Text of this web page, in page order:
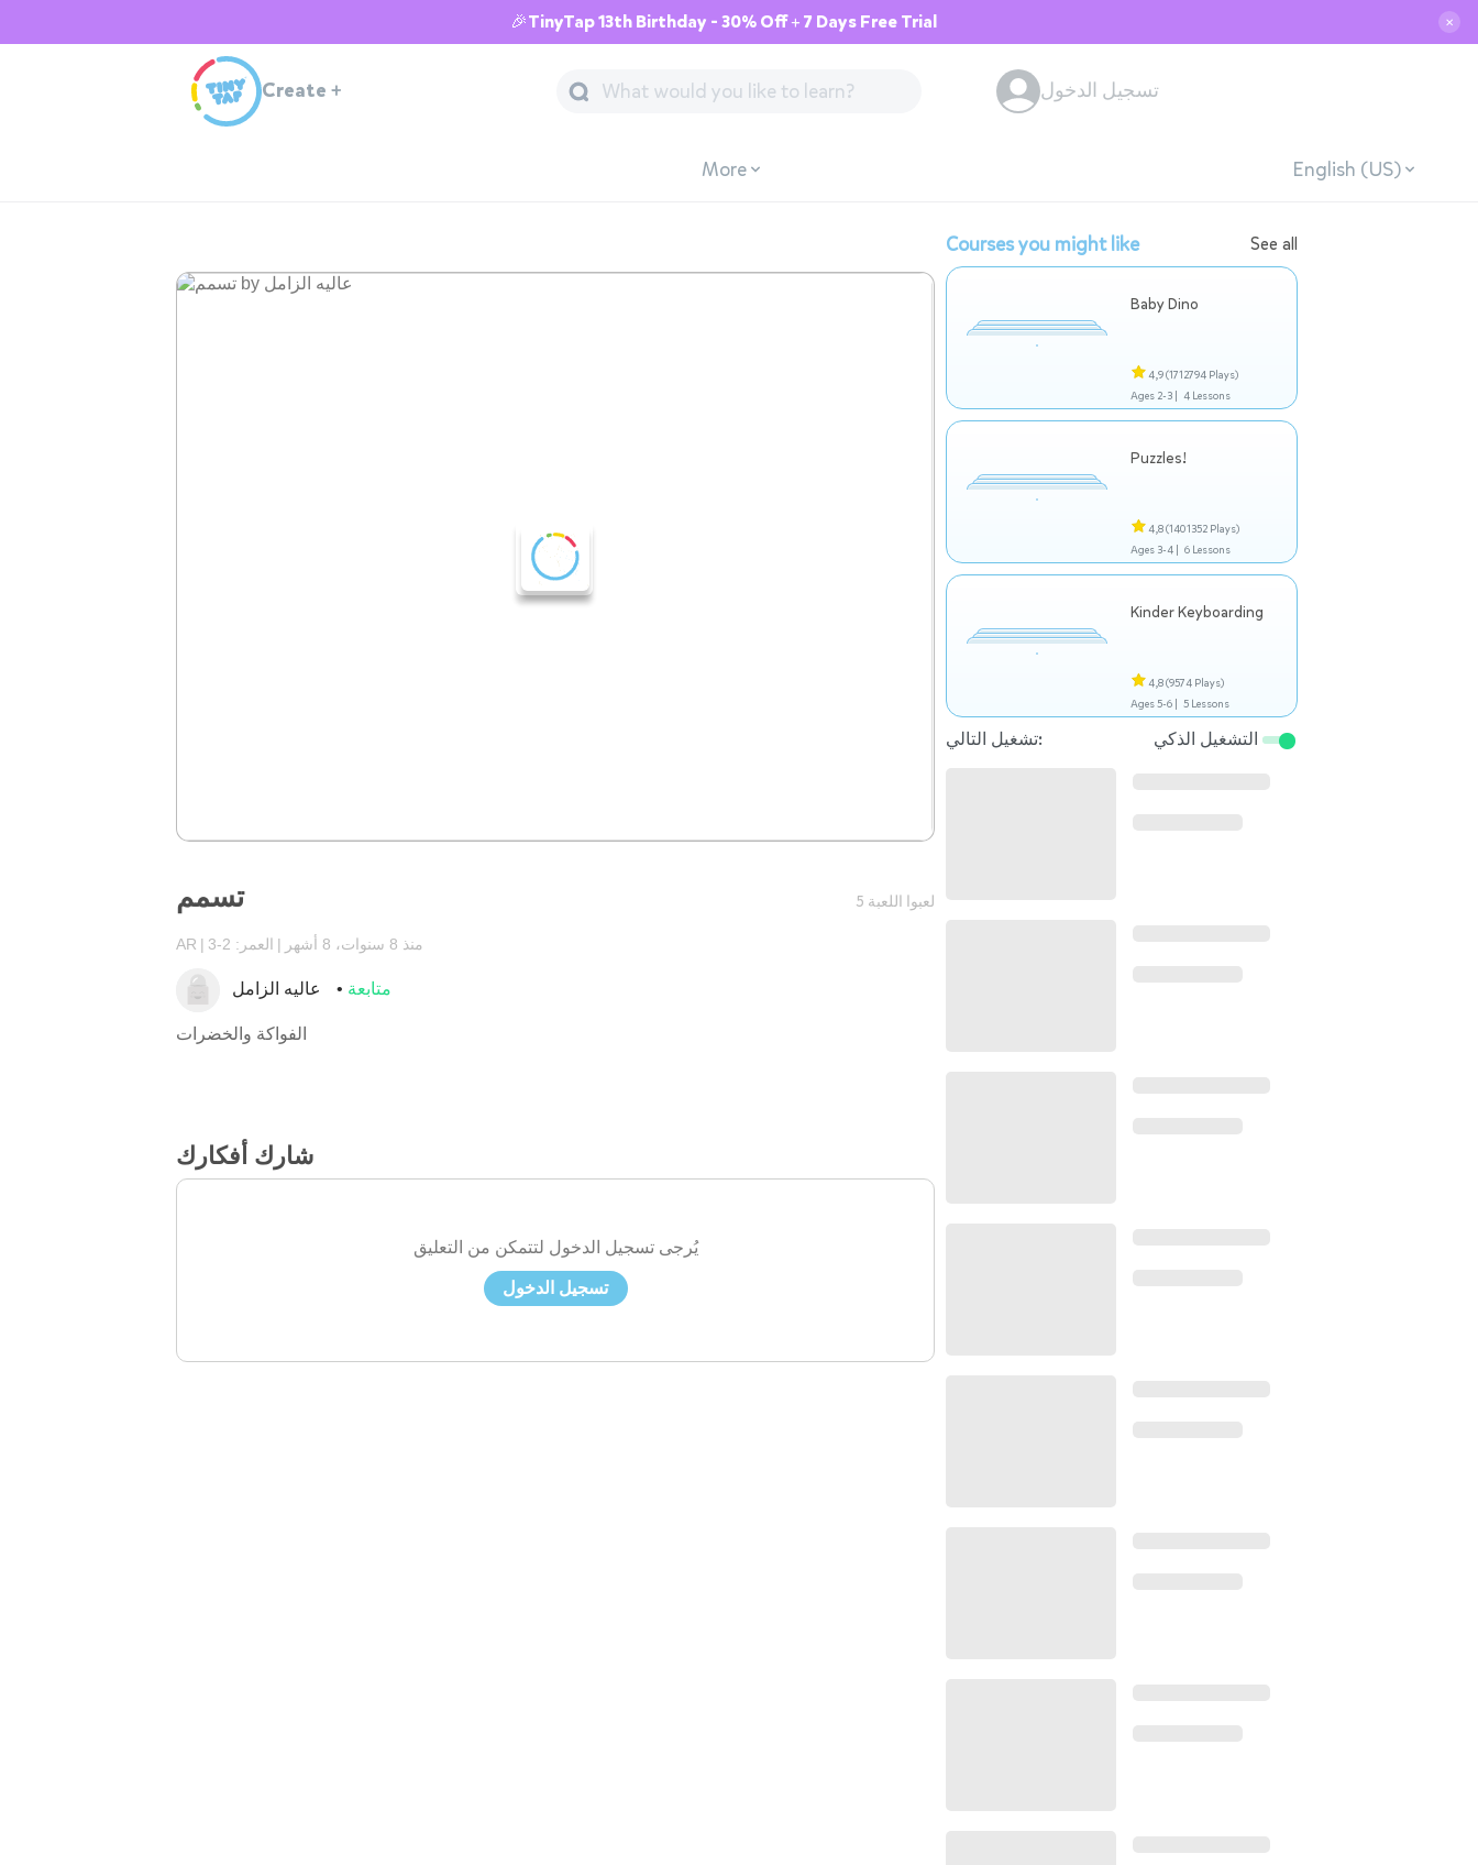
🎉TinyTap 13th Birthday - 30% Off + 7 Days Free Trial ✕
Create + تسجيل الدخول
More English (US)
تسمم 5 لعبوا اللعبة
AR العمر: 2-3 منذ 8 سنوات، 8 أشهر
متابعة
الفواكة والخضرات
شارك أفكارك
يُرجى تسجيل الدخول لتتمكن من التعليق
تسجيل الدخول
Courses you might like See all
Baby Dino
4,9(1712794 Plays)
Ages 2-3 | 4 Lessons
Puzzles!
4,8(1401352 Plays)
Ages 3-4 | 6 Lessons
Kinder Keyboarding
4,8(9574 Plays)
Ages 5-6 | 5 Lessons
تشغيل التالي: